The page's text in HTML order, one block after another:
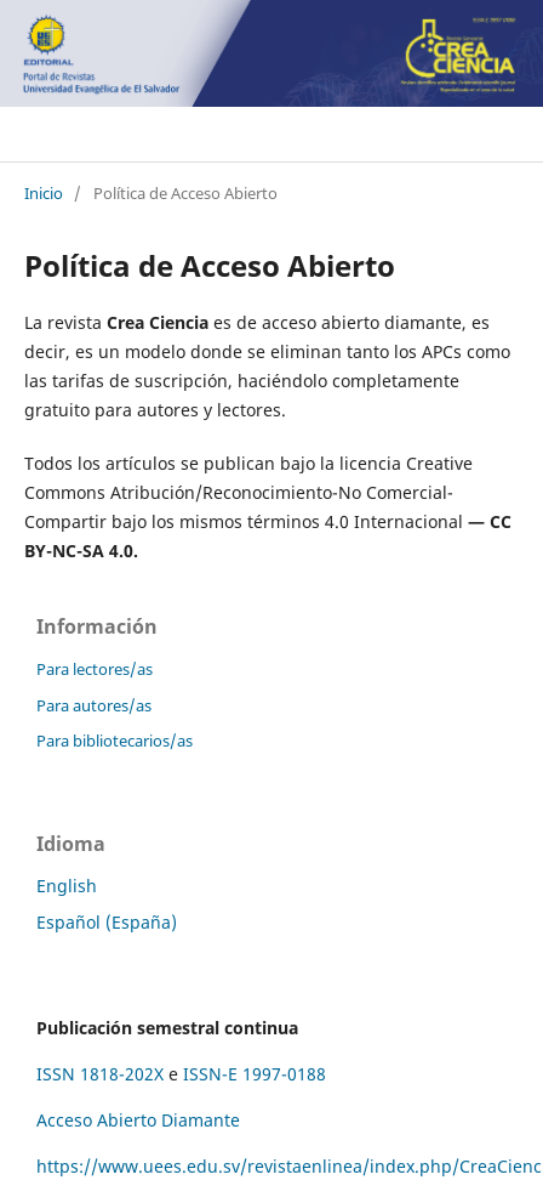
Inicio / Política de Acceso Abierto
Política de Acceso Abierto
La revista Crea Cienciaes de acceso abierto diamante, es
decir, es un modelo donde se eliminan tanto los APCs como
las tarifas de suscripción, haciéndolo completamente
gratuito para autores y lectores.
Todos los artículos se publican bajo la licencia Creative
Commons Atribución/Reconocimiento-No Comercial-
Compartir bajo los mismos términos 4.0 Internacional — CC
BY-NC-SA 4.0.
Información
Para lectores/as
Para autores/as
Para bibliotecarios/as
Idioma
English
Español (España)
Publicación semestral continua
ISSN 1818-202X e ISSN-E 1997-0188
Acceso Abierto Diamante
https://www.uees.edu.sv/revistaenlinea/index.php/